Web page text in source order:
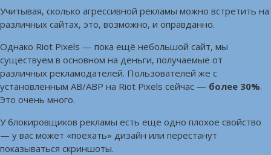
Учитывая, сколько агрессивной рекламы можно встретить на
различных сайтах, это, возможно, и оправданно.
Однако Riot Pixels — пока ещё небольшой сайт, мы
существуем в основном на деньги, получаемые от
различных рекламодателей. Пользователей же с
установленным AB/ABP на Riot Pixels сейчас — более 30%.
Это очень много.
У блокировщиков рекламы есть еще одно плохое свойство
— у вас может «поехать» дизайн или перестанут
показываться скриншоты.